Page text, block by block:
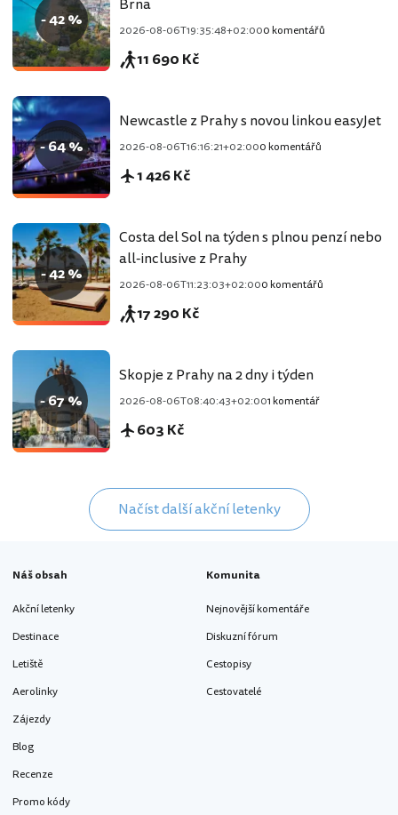
- 42 %
Brna
2026-08-06T19:35:48+02:000 komentářů
11 690 Kč
- 64 %
Newcastle z Prahy s novou linkou easyJet
2026-08-06T16:16:21+02:000 komentářů
1 426 Kč
- 42 %
Costa del Sol na týden s plnou penzí nebo
all-inclusive z Prahy
2026-08-06T11:23:03+02:000 komentářů
17 290 Kč
- 67 %
Skopje z Prahy na 2 dny i týden
2026-08-06T08:40:43+02:001 komentář
603 Kč
Načíst další akční letenky
Náš obsah
Akční letenky
Destinace
Letiště
Aerolinky
Zájezdy
Blog
Recenze
Promo kódy
Komunita
Nejnovější komentáře
Diskuzní fórum
Cestopisy
Cestovatelé